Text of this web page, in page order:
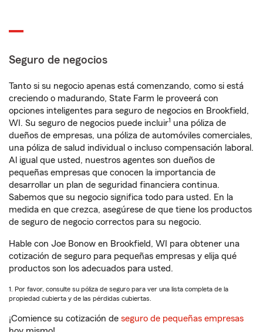
Seguro de negocios
Tanto si su negocio apenas está comenzando, como si está
creciendo o madurando, State Farm le proveerá con
opciones inteligentes para seguro de negocios en Brookfield,
WI. Su seguro de negocios puede incluir1 una póliza de
dueños de empresas, una póliza de automóviles comerciales,
una póliza de salud individual o incluso compensación laboral.
Al igual que usted, nuestros agentes son dueños de
pequeñas empresas que conocen la importancia de
desarrollar un plan de seguridad financiera continua.
Sabemos que su negocio significa todo para usted. En la
medida en que crezca, asegúrese de que tiene los productos
de seguro de negocio correctos para su negocio.
Hable con Joe Bonow en Brookfield, WI para obtener una
cotización de seguro para pequeñas empresas y elija qué
productos son los adecuados para usted.
1. Por favor, consulte su póliza de seguro para ver una lista completa de la
propiedad cubierta y de las pérdidas cubiertas.
¡Comience su cotización de seguro de pequeñas empresas